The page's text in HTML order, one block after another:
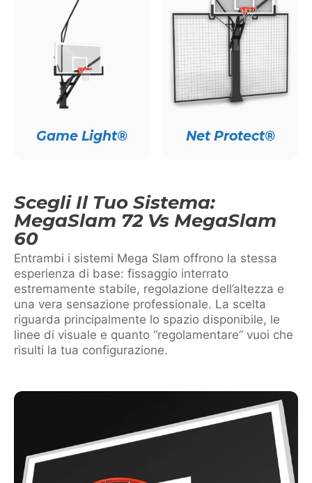
Game Light® Net Protect®
Scegli Il Tuo Sistema:
MegaSlam 72 Vs MegaSlam
60
Entrambi i sistemi Mega Slam offrono la stessa
esperienza di base: fissaggio interrato
estremamente stabile, regolazione dell’altezza e
una vera sensazione professionale. La scelta
riguarda principalmente lo spazio disponibile, le
linee di visuale e quanto “regolamentare” vuoi che
risulti la tua configurazione.